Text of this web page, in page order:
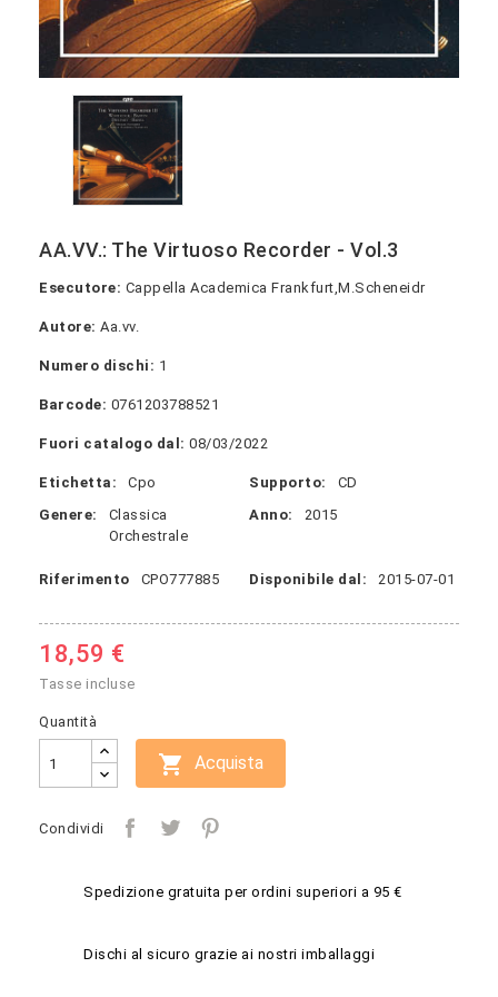
AA.VV.: The Virtuoso Recorder - Vol.3
Esecutore: Cappella Academica Frankfurt,M.Scheneidr
Autore: Aa.vv.
Numero dischi: 1
Barcode: 0761203788521
Fuori catalogo dal: 08/03/2022
Etichetta: Cpo Supporto:
CD
Genere:
Classica
Orchestrale
Anno: 2015
Riferimento CPO777885 Disponibile dal: 2015-07-01
18,59 €
Tasse incluse
Quantità
 Acquista
Condividi
Spedizione gratuita per ordini superiori a 95 €
Dischi al sicuro grazie ai nostri imballaggi